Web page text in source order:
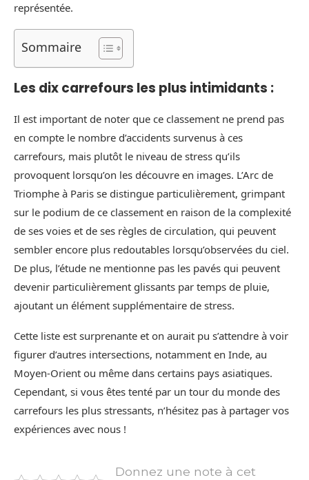
représentée.
Sommaire
Les dix carrefours les plus intimidants :
Il est important de noter que ce classement ne prend pas
en compte le nombre d’accidents survenus à ces
carrefours, mais plutôt le niveau de stress qu’ils
provoquent lorsqu’on les découvre en images. L’Arc de
Triomphe à Paris se distingue particulièrement, grimpant
sur le podium de ce classement en raison de la complexité
de ses voies et de ses règles de circulation, qui peuvent
sembler encore plus redoutables lorsqu’observées du ciel.
De plus, l’étude ne mentionne pas les pavés qui peuvent
devenir particulièrement glissants par temps de pluie,
ajoutant un élément supplémentaire de stress.
Cette liste est surprenante et on aurait pu s’attendre à voir
figurer d’autres intersections, notamment en Inde, au
Moyen-Orient ou même dans certains pays asiatiques.
Cependant, si vous êtes tenté par un tour du monde des
carrefours les plus stressants, n’hésitez pas à partager vos
expériences avec nous !
Donnez une note à cet